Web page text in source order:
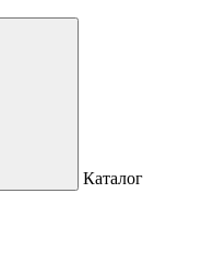
Каталог